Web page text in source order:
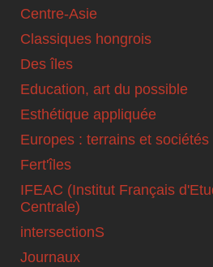
Centre-Asie
Classiques hongrois
Des îles
Education, art du possible
Esthétique appliquée
Europes : terrains et sociétés
Fert'îles
IFEAC (Institut Français
Centrale)
intersectionS
Journaux